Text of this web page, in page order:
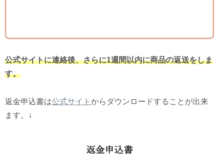
公式サイトに連絡後、さらに1週間以内に商品の返送をしま
す。
返金申込書は公式サイト からダウンロードすることが出来
ます。↓